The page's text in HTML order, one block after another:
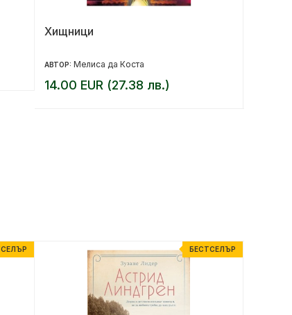
Хищници
АВТОР: Мелиса да Коста
14.00 EUR (27.38 лв.)
БЕСТСЕЛЪР